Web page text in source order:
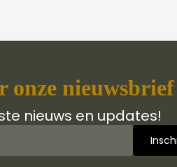
onze nieuwsbrief
nieuws en updates!